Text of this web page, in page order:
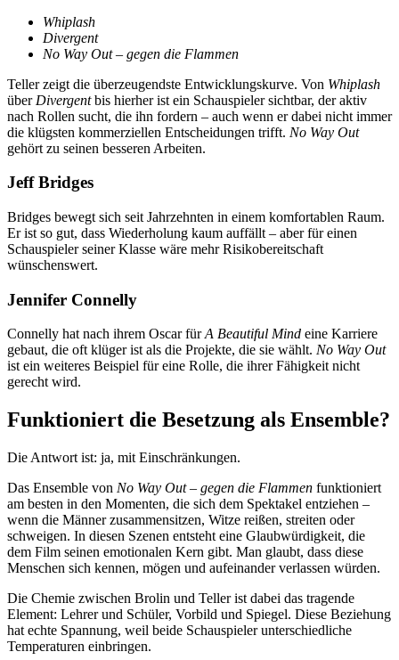
Whiplash
Divergent
No Way Out – gegen die Flammen
Teller zeigt die überzeugendste Entwicklungskurve. Von Whiplash
über Divergentbis hierher ist ein Schauspieler sichtbar, der aktiv
nach Rollen sucht, die ihn fordern – auch wenn er dabei nicht immer
die klügsten kommerziellen Entscheidungen trifft. No Way Out
gehört zu seinen besseren Arbeiten.
Jeff Bridges
Bridges bewegt sich seit Jahrzehnten in einem komfortablen Raum.
Er ist so gut, dass Wiederholung kaum auffällt – aber für einen
Schauspieler seiner Klasse wäre mehr Risikobereitschaft
wünschenswert.
Jennifer Connelly
Connelly hat nach ihrem Oscar fürA Beautiful Mind eine Karriere
gebaut, die oft klüger ist als die Projekte, die sie wählt. No Way Out
ist ein weiteres Beispiel für eine Rolle, die ihrer Fähigkeit nicht
gerecht wird.
Funktioniert die Besetzung als Ensemble?
Die Antwort ist: ja, mit Einschränkungen.
Das Ensemble von No Way Out – gegen die Flammen funktioniert
am besten in den Momenten, die sich dem Spektakel entziehen –
wenn die Männer zusammensitzen, Witze reißen, streiten oder
schweigen. In diesen Szenen entsteht eine Glaubwürdigkeit, die
dem Film seinen emotionalen Kern gibt. Man glaubt, dass diese
Menschen sich kennen, mögen und aufeinander verlassen würden.
Die Chemie zwischen Brolin und Teller ist dabei das tragende
Element: Lehrer und Schüler, Vorbild und Spiegel. Diese Beziehung
hat echte Spannung, weil beide Schauspieler unterschiedliche
Temperaturen einbringen.